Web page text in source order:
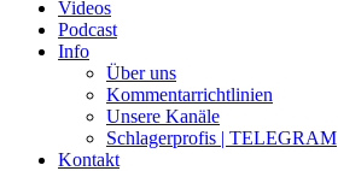
Videos
Podcast
Info
Über uns
Kommentarrichtlinien
Unsere Kanäle
Schlagerprofis | TELEGRAM
Kontakt